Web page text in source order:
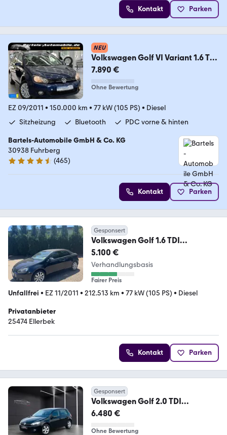
Kontakt Parken
NEU
Volkswagen Golf VI Variant 1.6 TDI
Trendline, DSG, Klima
7.890 €
Ohne Bewertung
EZ 09/2011 • 150.000 km • 77 kW (105 PS) • Diesel
Sitzheizung
Bluetooth PDC vorne & hinten
Bartels-Automobile GmbH & Co. KG
30938 Fuhrberg
4.6 Sterne
(465)
Kontakt Parken
Gesponsert
Volkswagen Golf 1.6 TDI
BlueMotion Technology
Cabriolet...
5.100 €
Verhandlungsbasis
Fairer Preis
Unfallfrei • EZ 11/2011 • 212.513 km • 77 kW (105 PS) • Diesel
Privatanbieter
25474 Ellerbek
Kontakt Parken
Gesponsert
Volkswagen Golf 2.0 TDI
Comfortline*Automatik-
6.480 €
Ohne Bewertung